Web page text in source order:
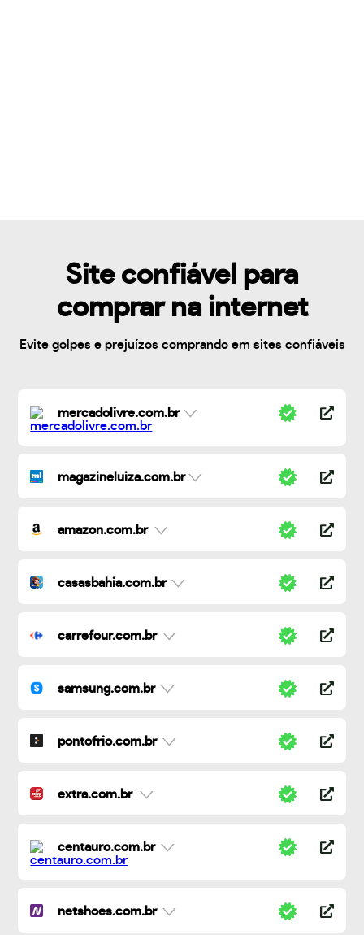
Site confiável para
comprar na internet
Evite golpes e prejuízos comprando em sites confiáveis
mercadolivre.com.br
magazineluiza.com.br
amazon.com.br
casasbahia.com.br
carrefour.com.br
samsung.com.br
pontofrio.com.br
extra.com.br
centauro.com.br
netshoes.com.br